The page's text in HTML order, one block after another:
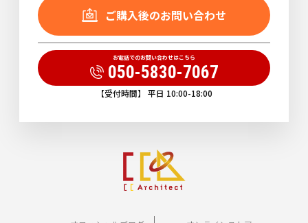
ご購入後のお問い合わせ
お電話でのお問い合わせはこちら
050-5830-7067
【受付時間】 平日 10:00-18:00